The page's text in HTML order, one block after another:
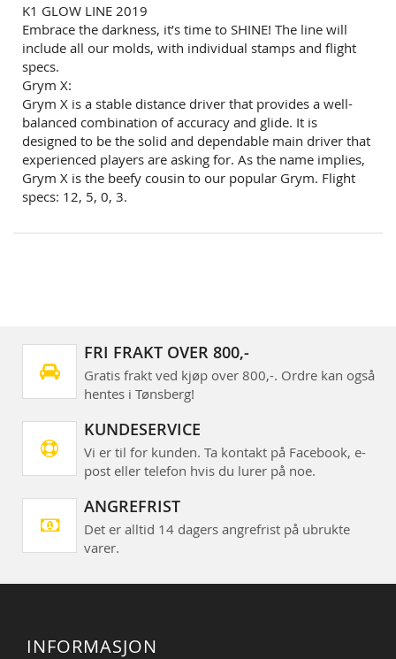
gallery
K1 GLOW LINE 2019
Embrace the darkness, it’s time to SHINE! The line will
include all our molds, with individual stamps and flight
specs.
Grym X:
Grym X is a stable distance driver that provides a well-
balanced combination of accuracy and glide. It is
designed to be the solid and dependable main driver that
experienced players are asking for. As the name implies,
Grym X is the beefy cousin to our popular Grym. Flight
specs: 12, 5, 0, 3.
FRI FRAKT OVER 800,-
Gratis frakt ved kjøp over 800,-. Ordre kan også
hentes i Tønsberg!
KUNDESERVICE
Vi er til for kunden. Ta kontakt på Facebook, e-
post eller telefon hvis du lurer på noe.
ANGREFRIST
Det er alltid 14 dagers angrefrist på ubrukte
varer.
INFORMASJON